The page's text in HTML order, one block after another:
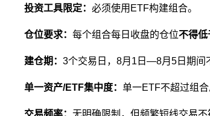
投资工具限定： 必须使用ETF构建组合。
仓位要求： 每个组合每日收盘的仓位不得低
建仓期： 3个交易日，8月1日—8月5日期间
单一资产/ETF集中度： 单一ETF不超过组
交易频率： 无明确限制，但频繁短线交易不